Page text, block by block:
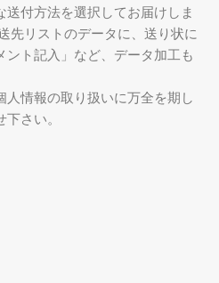
送付方法を選択してお届けしま
先リストのデータに、送り状に
ト記入」など、データ加工も
情報の取り扱いに万全を期し
さい。